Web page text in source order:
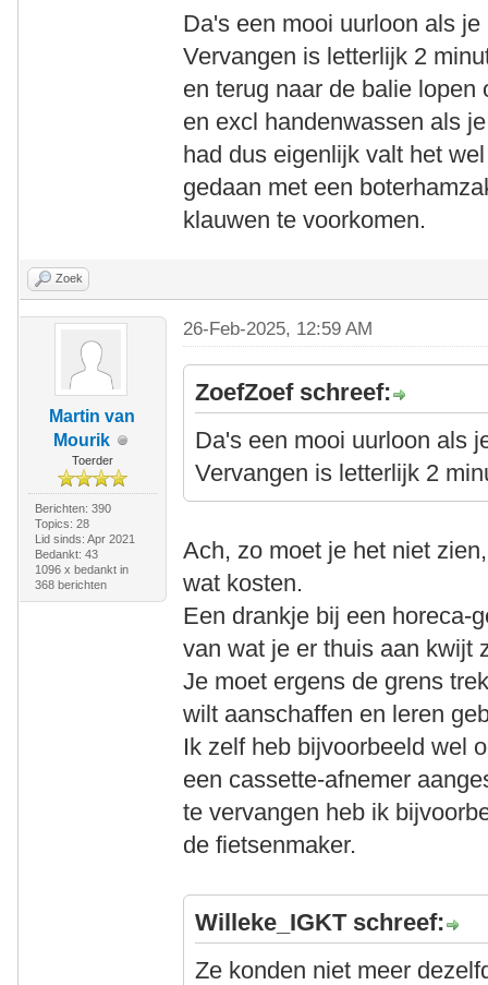
Da's een mooi uurloon als
Vervangen is letterlijk 2
en terug naar de balie
en excl handenwassen als
had dus eigenlijk valt het
gedaan met een
klauwen te voorkomen.
Zoek
Martin van
Mourik
Toerder
Berichten: 390
Topics: 28
Lid sinds: Apr 2021
Bedankt: 43
1096 x bedankt in
368 berichten
26-Feb-2025, 12:59 AM
ZoefZoef schreef:
Da's een mooi uurloon als
Vervangen is letterlijk 2
Ach, zo moet je het niet
wat kosten.
Een drankje bij een horeca-
van wat je er thuis aan kwijt
Je moet ergens de grens
wilt aanschaffen en leren
Ik zelf heb bijvoorbeeld wel
een cassette-afnemer
te vervangen heb ik
de fietsenmaker.
Willeke_IGKT schreef:
Ze konden niet meer